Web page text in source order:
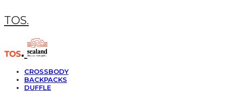
TOS.
CROSSBODY
BACKPACKS
DUFFLE